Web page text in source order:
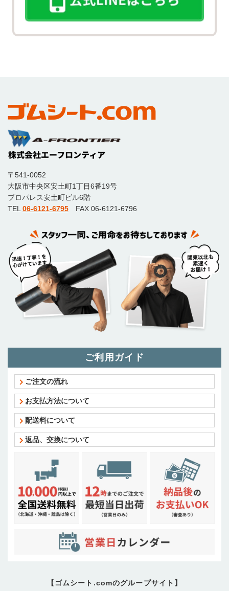
〒541-0052
大阪市中央区安土町1丁目6番19号
プロパレス安土町ビル6階
TEL 06-6121-6795 FAX 06-6121-6796
ご利用ガイド
ご注文の流れ
お支払方法について
配送料について
返品、交換について
【ゴムシート.comのグループサイト】